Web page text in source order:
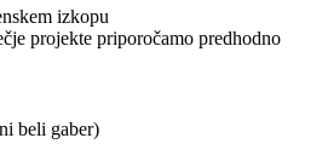
izkopu
projekte priporočamo predhodno